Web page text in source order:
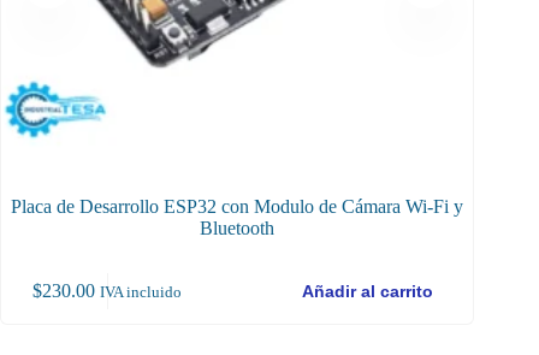
Placa de Desarrollo ESP32 con Modulo de Cámara Wi-Fi y
Bluetooth
$230.00 IVA incluido Añadir al carrito